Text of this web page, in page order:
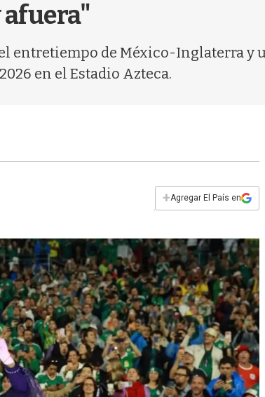
afuera"
entretiempo de México-Inglaterra y
en el Estadio Azteca.
+Agregar El País en